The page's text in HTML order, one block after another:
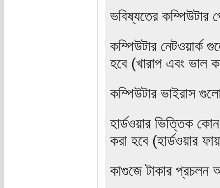
ভবিষ্যতের
কম্পিউটার নেটওয়ার্ক
হবে (খারাপ এবং ভাল
কম্পিউটার ভাইরাস
হার্ডওয়ার ভিত্তিক
করা হবে (হার্ডওয়ার
কাগুজে টাকার প্রচলন